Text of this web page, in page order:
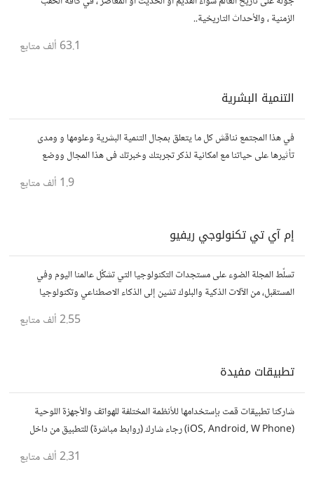
الزمنية ، والأحداث التاريخية..
63.1 ألف متابع
التنمية البشرية
في هذا المجتمع نناقش كل ما يتعلق بمجال التنمية البشرية وعلومها و ومدى
تأثيرها على حياتنا مع امكانية لذكر تجربتك وخبرتك فى هذا المجال ووضع
مقالات وروابط وفيديوهات مفيدة تعمل على التحفيز والنجاح والتقدم
1.9 ألف متابع
إم آي تي تكنولوجي ريفيو
تسلّط المجلة الضوء على مستجدات التكنولوجيا التي تشكّل عالمنا اليوم وفي
المستقبل، من الآلات الذكية والبلوك تشين إلى الذكاء الاصطناعي وتكنولوجيا
2.55 ألف متابع
تطبيقات مفيدة
شاركنا تطبيقات قمت بإستخدامها للأنظمة المختلفة للهواتف والأجهزة اللوحية
(iOS, Android, W Phone) رجاء شارك (روابط مباشرة) للتطبيق من داخل
المتجر..إلا في حالة وجود عدة تطبيقات أو شرح مطول شاركها كموضوع
2.31 ألف متابع